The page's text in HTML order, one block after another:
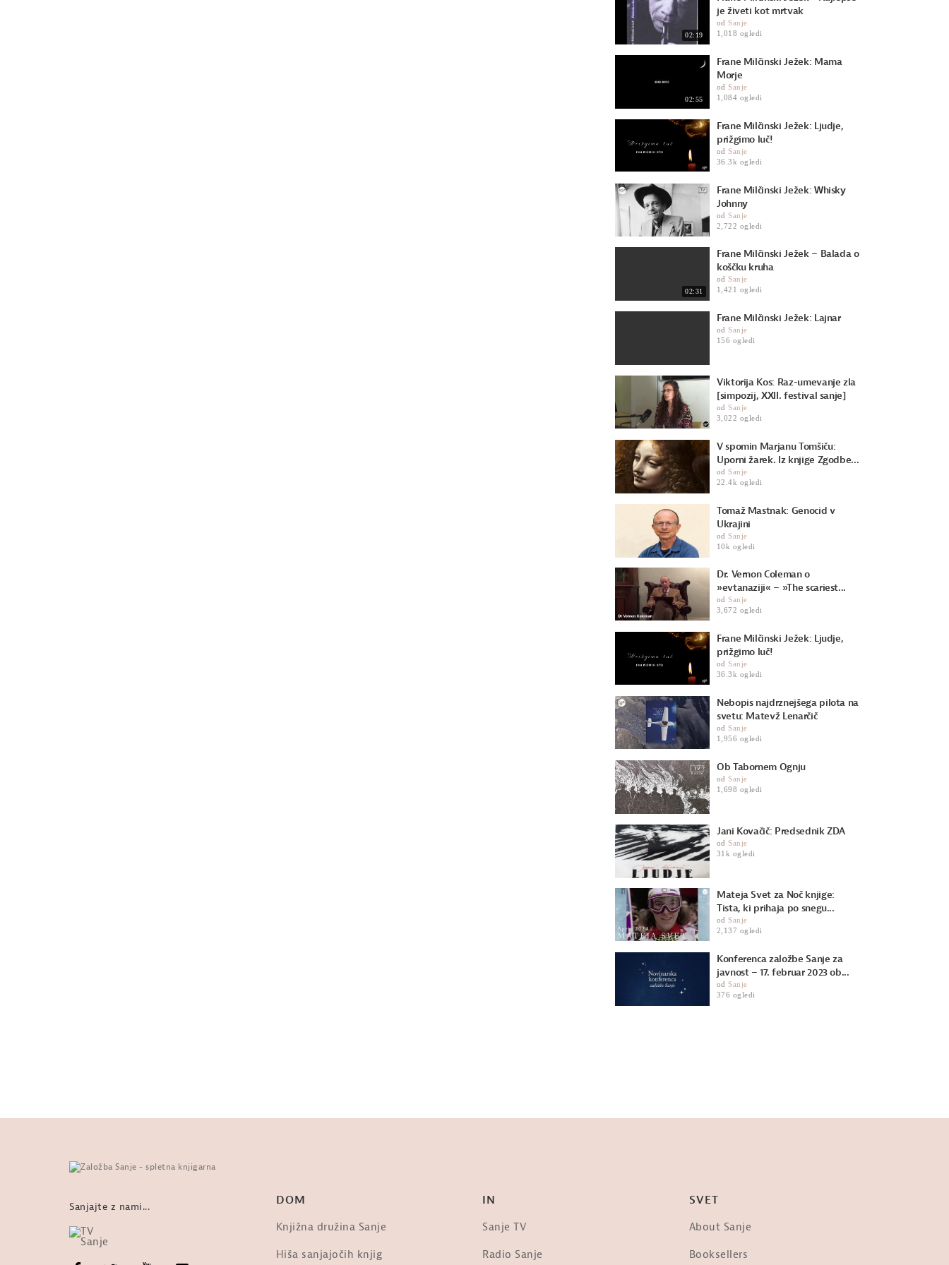
02:19
je živeti kot mrtvak
odSanje
1,018 ogledi
02:55
Frane Milčinski Ježek: Mama
Morje
odSanje
1,084 ogledi
Frane Milčinski Ježek: Ljudje,
prižgimo luč!
odSanje
36.3k ogledi
Frane Milčinski Ježek: Whisky
Johnny
odSanje
2,722 ogledi
02:31
Frane Milčinski Ježek – Balada o
koščku kruha
odSanje
1,421 ogledi
Frane Milčinski Ježek: Lajnar
odSanje
156 ogledi
Viktorija Kos: Raz-umevanje zla
[simpozij, XXII. festival sanje]
odSanje
3,022 ogledi
V spomin Marjanu Tomšiču:
Uporni žarek. Iz knjige Zgodbe...
odSanje
22.4k ogledi
Tomaž Mastnak: Genocid v
Ukrajini
odSanje
10k ogledi
Dr. Vernon Coleman o
»evtanaziji« – »The scariest...
odSanje
3,672 ogledi
Frane Milčinski Ježek: Ljudje,
prižgimo luč!
odSanje
36.3k ogledi
Nebopis najdrznejšega pilota na
svetu: Matevž Lenarčič
odSanje
1,956 ogledi
Ob Tabornem Ognju
odSanje
1,698 ogledi
Jani Kovačič: Predsednik ZDA
odSanje
31k ogledi
Mateja Svet za Noč knjige:
Tista, ki prihaja po snegu...
odSanje
2,137 ogledi
Konferenca založbe Sanje za
javnost – 17. februar 2023 ob...
odSanje
376 ogledi
Sanjajte z nami... DOM
Knjižna družina Sanje
Hiša sanjajočih knjig
IN
Sanje TV
Radio Sanje
SVET
About Sanje
Booksellers